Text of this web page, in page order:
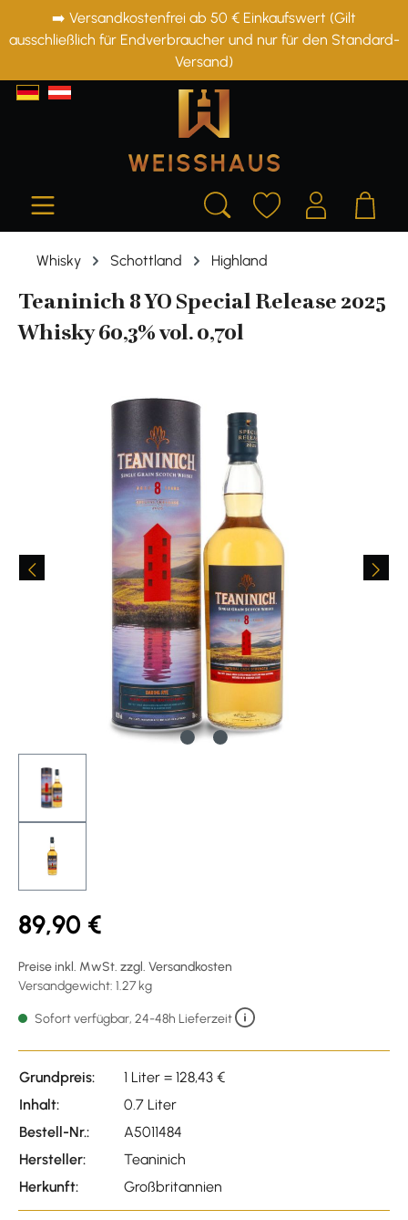
springen
➡️ Versandkostenfrei ab 50 € Einkaufswert (Gilt
ausschließlich für Endverbraucher und nur für den Standard-
Versand)
Whisky Schottland Highland
Teaninich 8 YO Special Release 2025
Whisky 60,3% vol. 0,70l
89,90 €
Preise inkl. MwSt. zzgl. Versandkosten
Versandgewicht: 1.27 kg
Sofort verfügbar, 24-48h Lieferzeit
Grundpreis:
1 Liter = 128,43 €
Inhalt:
0.7 Liter
Bestell-Nr.:
A5011484
Hersteller:
Teaninich
Herkunft:
Großbritannien